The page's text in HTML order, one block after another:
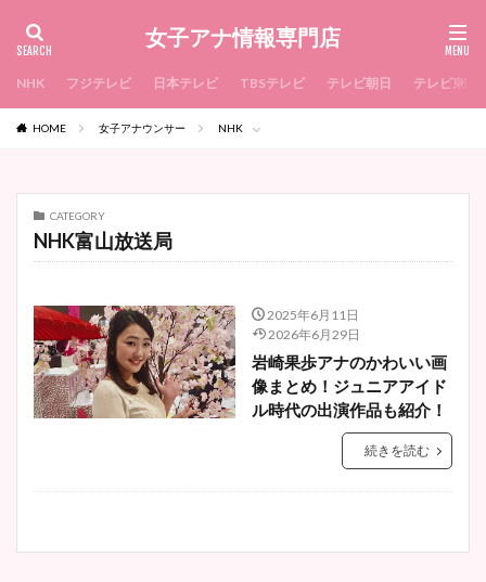
女子アナ情報専門店
NHK フジテレビ 日本テレビ TBSテレビ テレビ朝日 テレビ東京
HOME 女子アナウンサー NHK
CATEGORY
NHK富山放送局
2025年6月11日
2026年6月29日
岩崎果歩アナのかわいい画
像まとめ！ジュニアアイド
ル時代の出演作品も紹介！
続きを読む